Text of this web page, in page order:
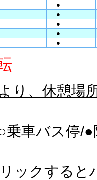
●
●
●
●
●
り、休憩場
乗車バス停/
ックすると